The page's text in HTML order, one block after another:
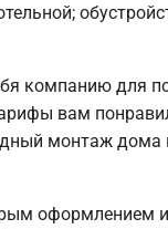
компанию для
вам
монтаж дома
оформлением